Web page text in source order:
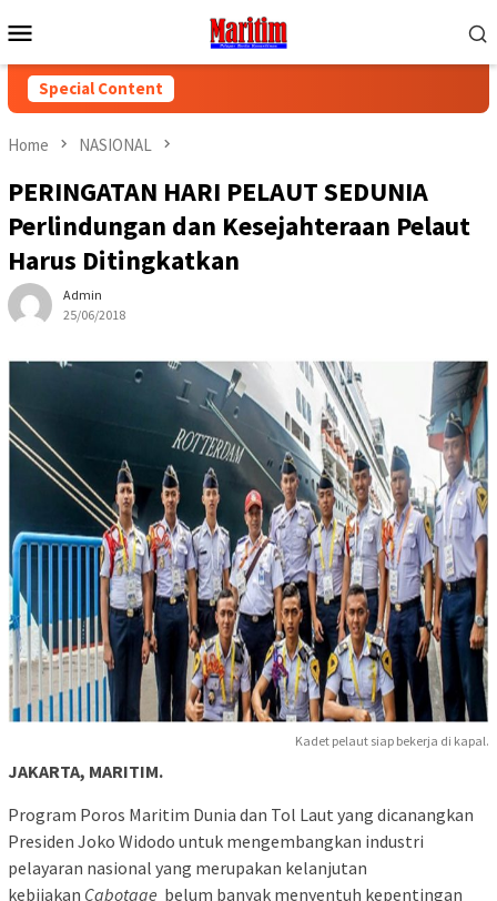
to
Menu
Special Content
Home NASIONAL
PERINGATAN HARI PELAUT SEDUNIA
Perlindungan dan Kesejahteraan Pelaut
Harus Ditingkatkan
Admin
25/06/2018
Kadet pelaut siap bekerja di kapal.
JAKARTA, MARITIM.
Program Poros Maritim Dunia dan Tol Laut yang dicanangkan
Presiden Joko Widodo untuk mengembangkan industri
pelayaran nasional yang merupakan kelanjutan
kebijakan Cabotage belum banyak menyentuh kepentingan